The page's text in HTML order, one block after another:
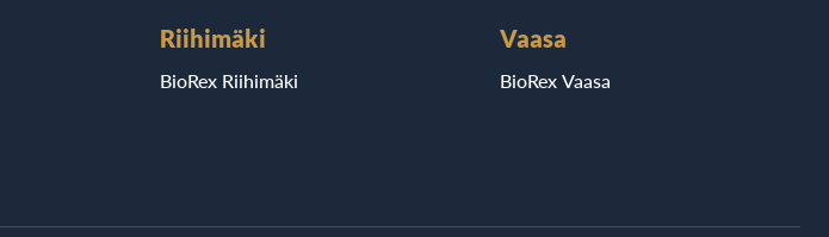
Riihimäki
BioRex Riihimäki
Vaasa
BioRex Vaasa